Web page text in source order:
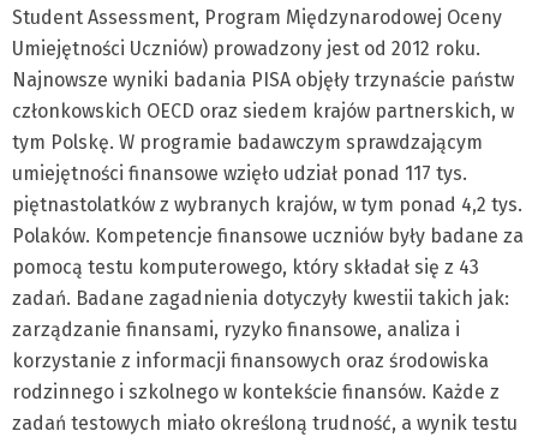
Student Assessment, Program Międzynarodowej Oceny
Umiejętności Uczniów) prowadzony jest od 2012 roku.
Najnowsze wyniki badania PISA objęły trzynaście państw
członkowskich OECD oraz siedem krajów partnerskich, w
tym Polskę. W programie badawczym sprawdzającym
umiejętności finansowe wzięło udział ponad 117 tys.
piętnastolatków z wybranych krajów, w tym ponad 4,2 tys.
Polaków. Kompetencje finansowe uczniów były badane za
pomocą testu komputerowego, który składał się z 43
zadań. Badane zagadnienia dotyczyły kwestii takich jak:
zarządzanie finansami, ryzyko finansowe, analiza i
korzystanie z informacji finansowych oraz środowiska
rodzinnego i szkolnego w kontekście finansów. Każde z
zadań testowych miało określoną trudność, a wynik testu